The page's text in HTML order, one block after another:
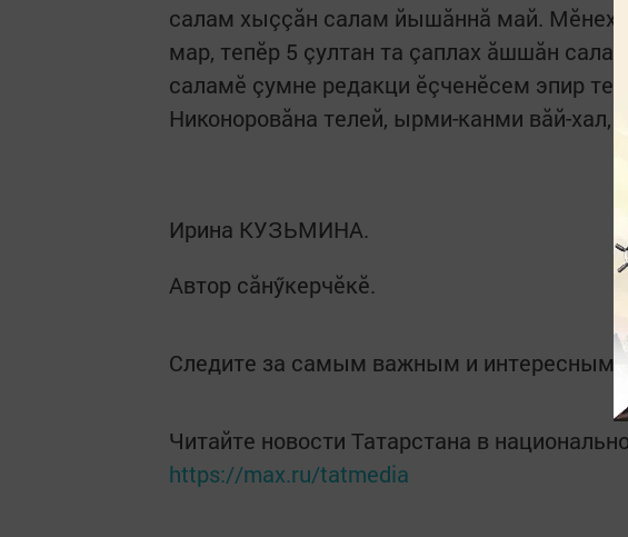
салам хыççăн салам йышăннă май. Мӗнех,
мар, тепӗр 5 çултан та çаплах ăшшăн
саламӗ çумне редакци ӗçченӗсем эпир те
Никоноровăна телей, ырми-канми вăй-хал,
Ирина КУЗЬМИНА.
Автор сăнӳкерчӗкӗ.
Следите за самым важным и интересным в
Читайте новости Татарстана в
https://max.ru/tatmedia